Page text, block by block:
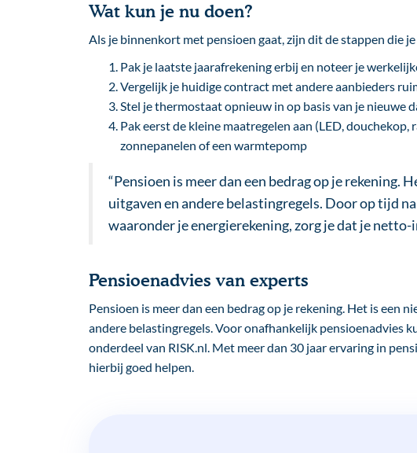
Wat kun je nu doen?
Als je binnenkort met pensioen gaat, zijn dit de stappen die
Pak je laatste jaarafrekening erbij en noteer je
Vergelijk je huidige contract met andere aanbieders
Stel je thermostaat opnieuw in op basis van je nieuwe
Pak eerst de kleine maatregelen aan (LED,
zonnepanelen of een warmtepomp
“Pensioen is meer dan een bedrag op je rekening.
uitgaven en andere belastingregels. Door op tijd
waaronder je energierekening, zorg je dat je
Pensioenadvies van experts
Pensioen is meer dan een bedrag op je rekening. Het is een
andere belastingregels. Voor onafhankelijk pensioenadvies
onderdeel van RISK.nl. Met meer dan 30 jaar ervaring in
hierbij goed helpen.